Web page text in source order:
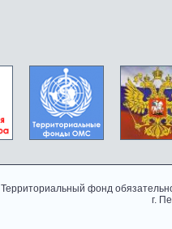
Территориальный фонд
г.